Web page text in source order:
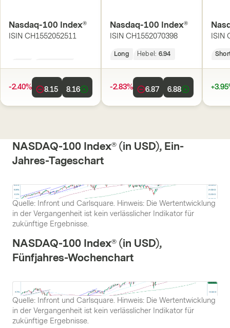
Nasdaq-100 Index®
ISIN CH1552052511
-2.40% 8.15 8.16
Nasdaq-100 Index®
ISIN CH1552070398
Long Hebel: 6.94
-2.83% 6.87 6.88
ISIN
NASDAQ-100 Index® (in USD), Ein-
Jahres-Tageschart
Quelle: Infront und Carlsquare. Hinweis: Die Wertentwicklung
in der Vergangenheit ist kein verlässlicher Indikator für
zukünftige Ergebnisse.
NASDAQ-100 Index® (in USD),
Fünfjahres-Wochenchart
Quelle: Infront und Carlsquare. Hinweis: Die Wertentwicklung
in der Vergangenheit ist kein verlässlicher Indikator für
zukünftige Ergebnisse.